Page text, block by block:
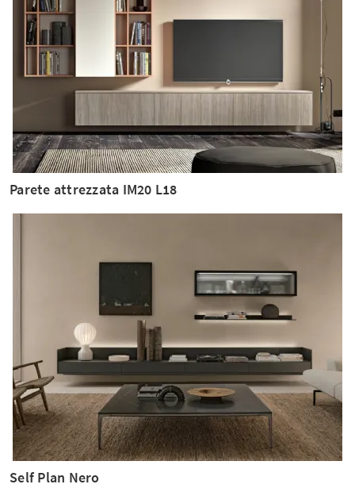
Parete attrezzata IM20 L18
Self Plan Nero